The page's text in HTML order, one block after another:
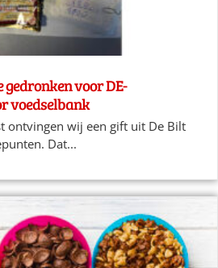
gedronken voor DE-
voedselbank
ontvingen wij een gift uit De Bilt
Dat...